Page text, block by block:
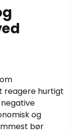
reagere hurtigt
og
bør